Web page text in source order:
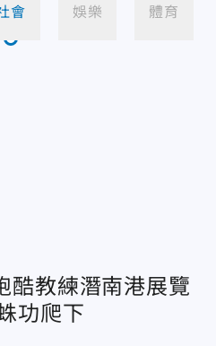
會 娛樂 體育
酷教練潛南港展覽
功爬下